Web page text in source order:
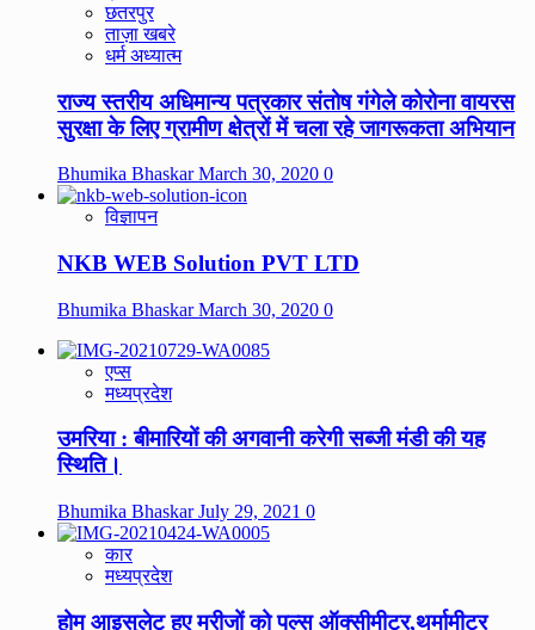
छतरपुर
ताज़ा खबरे
धर्म अध्यात्म
राज्य स्तरीय अधिमान्य पत्रकार संतोष गंगेले कोरोना वायरस
सुरक्षा के लिए ग्रामीण क्षेत्रों में चला रहे जागरूकता अभियान
Bhumika BhaskarMarch 30, 2020 0
विज्ञापन
NKB WEB Solution PVT LTD
Bhumika BhaskarMarch 30, 2020 0
एप्स
मध्यप्रदेश
उमरिया : बीमारियों की अगवानी करेगी सब्जी मंडी की यह
स्थिति।
Bhumika BhaskarJuly 29, 2021 0
कार
मध्यप्रदेश
होम आइसुलेट हुए मरीजों को पल्स ऑक्सीमीटर,थर्मामीटर